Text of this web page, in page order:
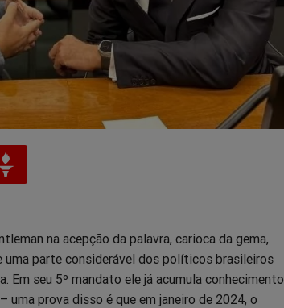
na acepção da palavra, carioca da gema,
parte considerável dos políticos brasileiros
Em seu 5º mandato ele já acumula conhecimento
prova disso é que em janeiro de 2024, o